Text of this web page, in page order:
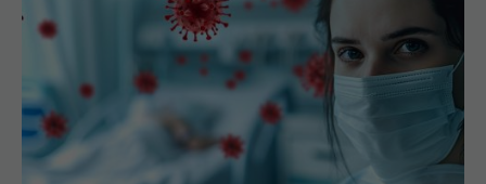
Medicii avertizează: FLiRT, FLuQE și LB.1, variante
COVID-19, se răspândesc. "Au modificări în